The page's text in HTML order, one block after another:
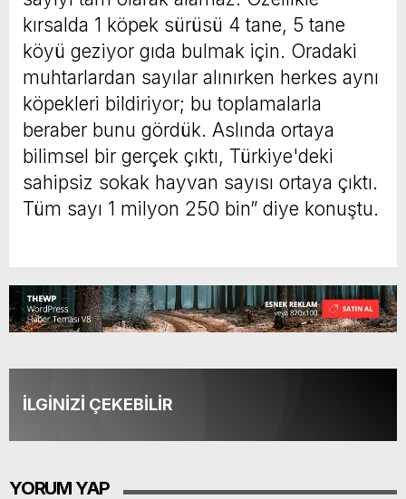
kırsalda 1 köpek sürüsü 4 tane, 5 tane
köyü geziyor gıda bulmak için. Oradaki
muhtarlardan sayılar alınırken herkes aynı
köpekleri bildiriyor; bu toplamalarla
beraber bunu gördük. Aslında ortaya
bilimsel bir gerçek çıktı, Türkiye'deki
sahipsiz sokak hayvan sayısı ortaya çıktı.
Tüm sayı 1 milyon 250 bin” diye konuştu.
İLGİNİZİ ÇEKEBİLİR
YORUM YAP